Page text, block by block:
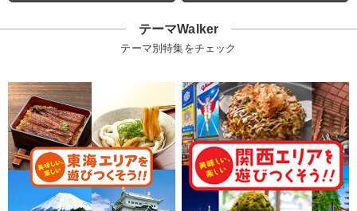
テーマWalker
テーマ別特集をチェック